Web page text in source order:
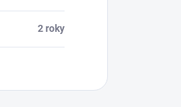
2 roky